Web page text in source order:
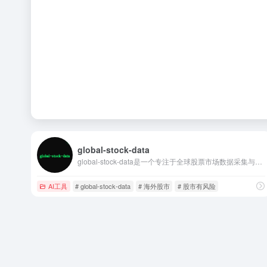
global-stock-data
AI工具 # global-stock-data # 海外股市 # 股市有风险